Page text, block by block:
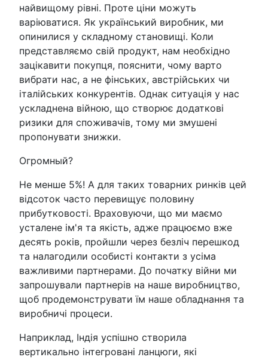
найвищому рівні. Проте ціни можуть
варіюватися. Як український виробник, ми
опинилися у складному становищі. Коли
представляємо свій продукт, нам необхідно
зацікавити покупця, пояснити, чому варто
вибрати нас, а не фінських, австрійських чи
італійських конкурентів. Однак ситуація у нас
ускладнена війною, що створює додаткові
ризики для споживачів, тому ми змушені
пропонувати знижки.
Огромный?
Не менше 5%! А для таких товарних ринків цей
відсоток часто перевищує половину
прибутковості. Враховуючи, що ми маємо
усталене ім'я та якість, адже працюємо вже
десять років, пройшли через безліч перешкод
та налагодили особисті контакти з усіма
важливими партнерами. До початку війни ми
запрошували партнерів на наше виробництво,
щоб продемонструвати їм наше обладнання та
виробничі процеси.
Наприклад, Індія успішно створила
вертикально інтегровані ланцюги, які